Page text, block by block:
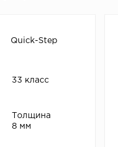
Quick-Step
33 класс
Толщина
8 мм